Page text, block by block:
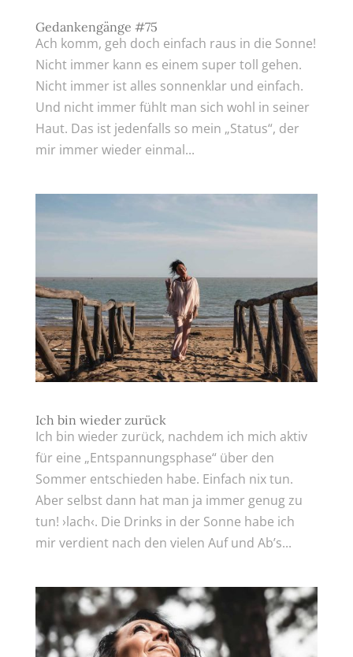
Gedankengänge #75
Ach komm, geh doch einfach raus in die Sonne!
Nicht immer kann es einem super toll gehen.
Nicht immer ist alles sonnenklar und einfach.
Und nicht immer fühlt man sich wohl in seiner
Haut. Das ist jedenfalls so mein „Status“, der
mir immer wieder einmal...
Ich bin wieder zurück
Ich bin wieder zurück, nachdem ich mich aktiv
für eine „Entspannungsphase“ über den
Sommer entschieden habe. Einfach nix tun.
Aber selbst dann hat man ja immer genug zu
tun! ›lach‹. Die Drinks in der Sonne habe ich
mir verdient nach den vielen Auf und Ab’s...